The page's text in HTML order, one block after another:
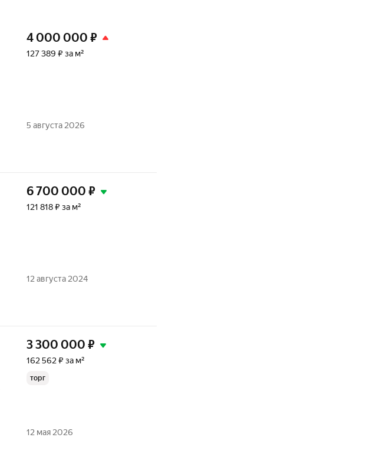
4 000 000 ₽
127 389 ₽ за м²
5 августа 2026
6 700 000 ₽
121 818 ₽ за м²
12 августа 2024
3 300 000 ₽
162 562 ₽ за м²
торг
12 мая 2026